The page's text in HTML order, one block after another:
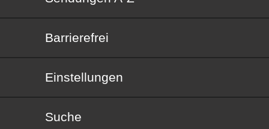
Barrierefrei
Barrierefrei
Einstellungen
Suche